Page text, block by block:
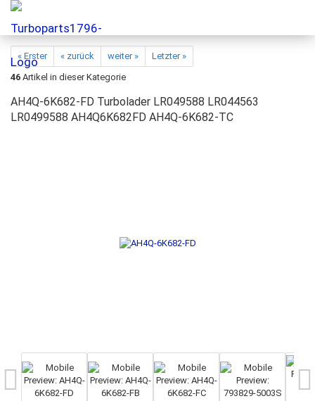
« Erster « zurück weiter »
Letzter »
46 Artikel in dieser Kategorie
AH4Q-6K682-FD Turbolader LR049588 LR044563
LR0499588 AH4Q6K682FD AH4Q-6K682-TC